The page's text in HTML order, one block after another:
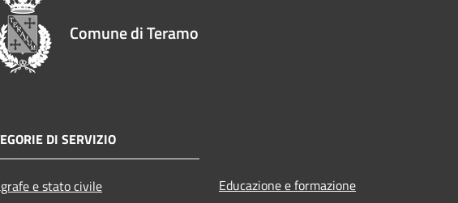
Comune di Teramo
DI SERVIZIO
e stato civile
Educazione e formazione